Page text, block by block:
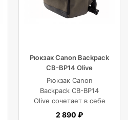
Рюкзак Canon Backpack
CB-BP14 Olive
Рюкзак Canon
Backpack CB-BP14
Olive сочетает в себе
винтажный стиль,
2 890 ₽